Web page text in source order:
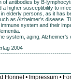
of antibodies by B-
a higher susceptibility to
elderly persons, as it has
as Alzheimer’s disease.
system and their
system, aging, Alzheimer’s
2004
Honnef • Impressum •